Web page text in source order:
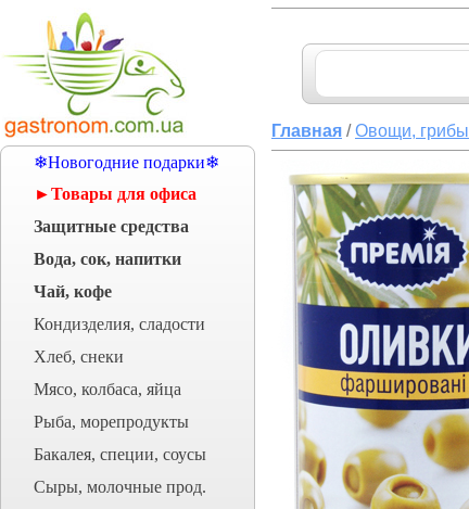
❄Новогодние подарки❄
►Товары для офиса
Защитные средства
Вода, сок, напитки
Чай, кофе
Кондизделия, сладости
Хлеб, снеки
Мясо, колбаса, яйца
Рыба, морепродукты
Бакалея, специи, соусы
Сыры, молочные прод.
Главная /Овощи, грибы